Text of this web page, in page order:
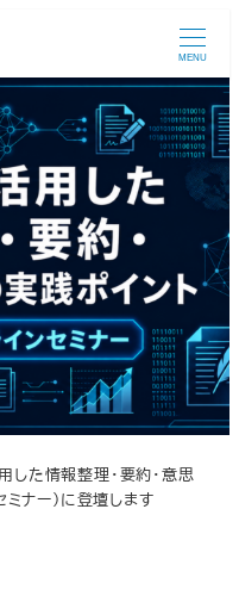
MENU
した情報整理・要約・意思
ミナー)に登壇します